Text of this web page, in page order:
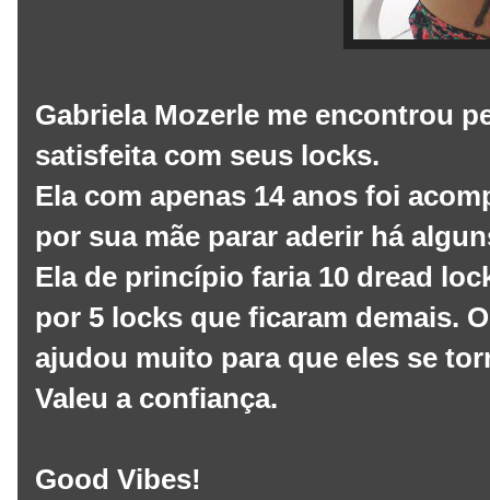
Gabriela Mozerle me encontrou
satisfeita com seus locks.
Ela com apenas 14 anos foi
por sua mãe parar aderir há
Ela de princípio faria 10 dread
por 5 locks que ficaram demais.
ajudou muito para que eles se
Valeu a confiança.
Good Vibes!